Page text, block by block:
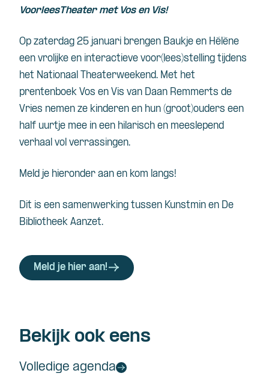
VoorleesTheater met Vos en Vis!
Op zaterdag 25 januari brengen Baukje en Hélène
een vrolijke en interactieve voor(lees)stelling tijdens
het Nationaal Theaterweekend. Met het
prentenboek Vos en Vis van Daan Remmerts de
Vries nemen ze kinderen en hun (groot)ouders een
half uurtje mee in een hilarisch en meeslepend
verhaal vol verrassingen.
Meld je hieronder aan en kom langs!
Dit is een samenwerking tussen Kunstmin en De
Bibliotheek Aanzet.
Meld je hier aan!
Bekijk ook eens
Volledige agenda